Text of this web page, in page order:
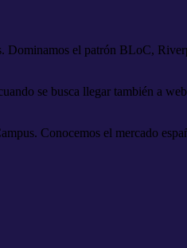
Dominamos el patrón BLoC,
se busca llegar también a
Conocemos el mercado